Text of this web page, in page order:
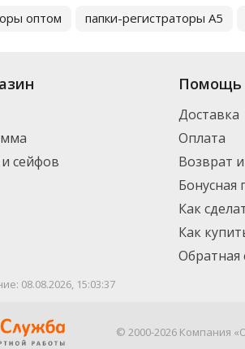
оптом папки-регистраторы А5
сейфов
Помощь
Доставка
Оплата
Возврат
Бонусная
Как
Как
Обратная
08.08.2026, 15:03:37
© 2000-2026 Компания